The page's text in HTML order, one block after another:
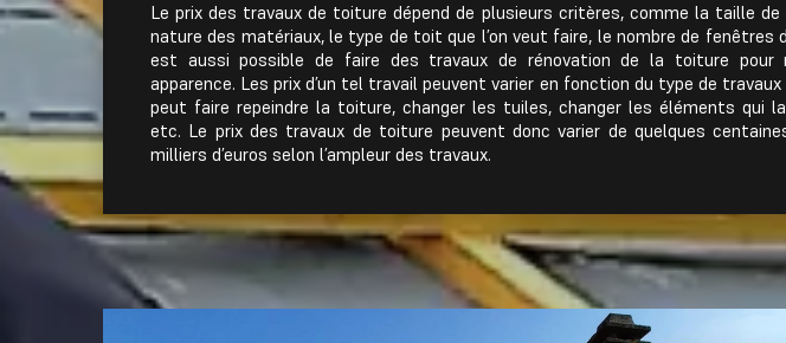
Le prix des travaux de toiture dépend de plusieurs critères, comme la taille de
nature des matériaux, le type de toit que l’on veut faire, le nombre de fenêtres
est aussi possible de faire des travaux de rénovation de la toiture pour
apparence. Les prix d’un tel travail peuvent varier en fonction du type de travaux
peut faire repeindre la toiture, changer les tuiles, changer les éléments qui
etc. Le prix des travaux de toiture peuvent donc varier de quelques
milliers d’euros selon l’ampleur des travaux.